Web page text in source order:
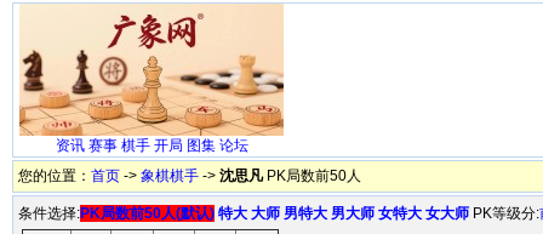
资讯 赛事 棋手 开局 图集 论坛
您的位置： 首页 -> 象棋棋手 -> 沈思凡PK局数前50人
条件选择:PK局数前50人(默认) 特大 大师 男特大 男大师 女特大 女大师 PK等级分: